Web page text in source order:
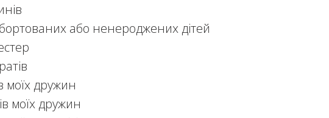
або ненероджених дітей
моїх дружин
моїх дружин